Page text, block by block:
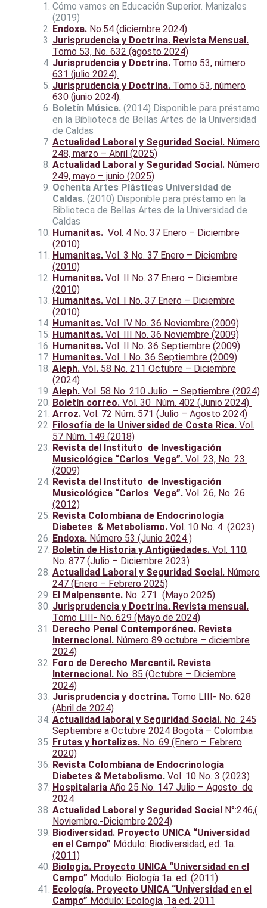
Cómo vamos en Educación Superior. Manizales
(2019)
Endoxa. No.54 (diciembre 2024)
Jurisprudencia y Doctrina. Revista Mensual.
Tomo 53, No. 632 (agosto 2024)
Jurisprudencia y Doctrina. Tomo 53, número
631 (julio 2024).
Jurisprudencia y Doctrina. Tomo 53, número
630 (junio 2024).
Boletín Música. (2014) Disponible para préstamo
en la Biblioteca de Bellas Artes de la Universidad
de Caldas
Actualidad Laboral y Seguridad Social. Número
248, marzo – Abril (2025)
Actualidad Laboral y Seguridad Social. Número
249, mayo – junio (2025)
Ochenta Artes Plásticas Universidad de
Caldas. (2010) Disponible para préstamo en la
Biblioteca de Bellas Artes de la Universidad de
Caldas
Humanitas. Vol. 4 No. 37 Enero – Diciembre
(2010)
Humanitas. Vol. 3 No. 37 Enero – Diciembre
(2010)
Humanitas. Vol. II No. 37 Enero – Diciembre
(2010)
Humanitas. Vol. I No. 37 Enero – Diciembre
(2010)
Humanitas. Vol. IV No. 36 Noviembre (2009)
Humanitas. Vol. III No. 36 Noviembre (2009)
Humanitas. Vol. II No. 36 Septiembre (2009)
Humanitas. Vol. I No. 36 Septiembre (2009)
Aleph. Vol. 58 No. 211 Octubre – Diciembre
(2024)
Aleph. Vol. 58 No. 210 Julio – Septiembre (2024)
Boletín correo. Vol. 30 Núm. 402 (Junio 2024)
Arroz. Vol. 72 Núm. 571 (Julio – Agosto 2024)
Filosofía de la Universidad de Costa Rica. Vol.
57 Núm. 149 (2018)
Revista del Instituto de Investigación
Musicológica “Carlos Vega”. Vol. 23, No. 23
(2009)
Revista del Instituto de Investigación
Musicológica “Carlos Vega”. Vol. 26, No. 26
(2012)
Revista Colombiana de Endocrinología
Diabetes & Metabolismo. Vol. 10 No. 4 (2023)
Endoxa. Número 53 (Junio 2024 )
Boletín de Historia y Antigüedades. Vol. 110,
No. 877 (Julio – Diciembre 2023)
Actualidad Laboral y Seguridad Social. Número
247 (Enero – Febrero 2025)
El Malpensante. No. 271 (Mayo 2025)
Jurisprudencia y Doctrina. Revista mensual.
Tomo LIII- No. 629 (Mayo de 2024)
Derecho Penal Contemporáneo. Revista
Internacional. Número 89 octubre – diciembre
2024)
Foro de Derecho Marcantil. Revista
Internacional. No. 85 (Octubre – Diciembre
2024)
Jurisprudencia y doctrina. Tomo LIII- No. 628
(Abril de 2024)
Actualidad laboral y Seguridad Social. No. 245
Septiembre a Octubre 2024 Bogotá – Colombia
Frutas y hortalizas. No. 69 (Enero – Febrero
2020)
Revista Colombiana de Endocrinología
Diabetes & Metabolismo. Vol. 10 No. 3 (2023)
Hospitalaria Año 25 No. 147 Julio – Agosto de
2024
Actualidad Laboral y Seguridad Social N°:246,(
Noviembre.-Diciembre 2024)
Biodiversidad. Proyecto UNICA “Universidad
en el Campo” Módulo: Biodiversidad, ed. 1a.
(2011)
Biología. Proyecto UNICA “Universidad en el
Campo” Modulo: Biología 1a. ed. (2011)
Ecología. Proyecto UNICA “Universidad en el
Campo” Módulo: Ecología, 1a ed. 2011